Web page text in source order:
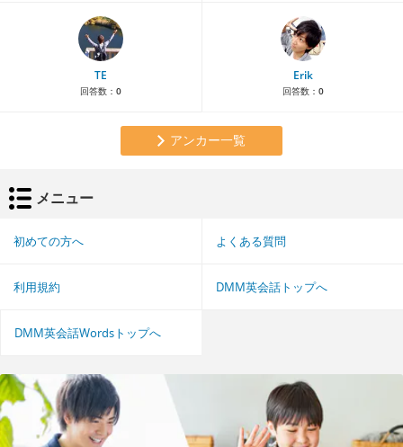
TE
回答数： 0
Erik
回答数： 0
アンカー一覧
メニュー
初めての方へ よくある質問
利用規約 DMM英会話トップへ
DMM英会話Wordsトップへ